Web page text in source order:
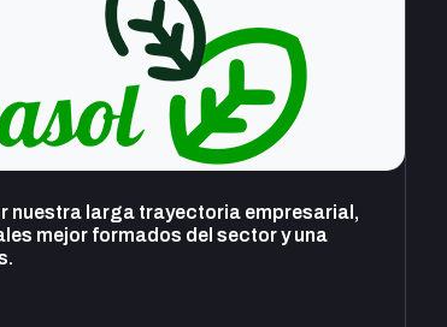
nuestra larga trayectoria empresarial,
mejor formados del sector y una